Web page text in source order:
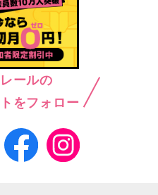
ールの
をフォロー